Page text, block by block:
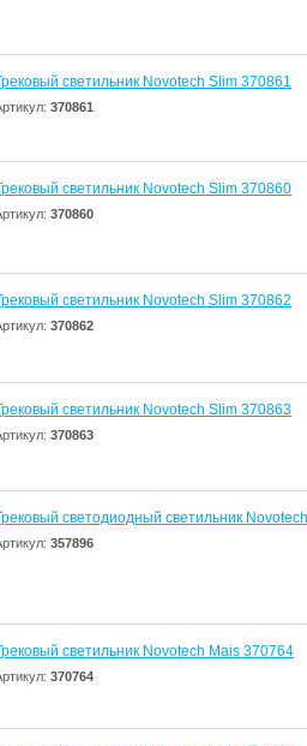
светильник Novotech Slim 370861
370861
светильник Novotech Slim 370860
370860
светильник Novotech Slim 370862
370862
светильник Novotech Slim 370863
370863
светодиодный светильник
357896
светильник Novotech Mais 370764
370764